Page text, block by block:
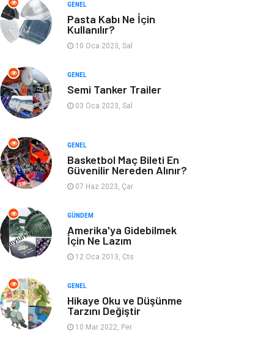
Bilgisayar &
Yazılım
Bebek Giyim Moda
Blogroll
Markalar Bilet
Tarih Spor Malzemeleri
GENEL
Pasta Kabı Ne İçin
Kullanılır?
10 Oca 2023, Sal
GENEL
Semi Tanker Trailer
03 Oca 2023, Sal
GENEL
Basketbol Maç Bileti En
Güvenilir Nereden Alınır?
07 Haz 2023, Çar
GÜNDEM
Amerika'ya Gidebilmek
İçin Ne Lazım
12 Oca 2013, Cts
GENEL
Hikaye Oku ve Düşünme
Tarzını Değiştir
10 Mar 2022, Per